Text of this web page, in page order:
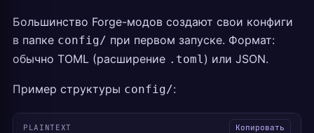
Большинство Forge-модов создают свои конфиги
в папке config/ при первом запуске. Формат:
обычно TOML (расширение .toml) или JSON.
Пример структуры config/:
PLAINTEXT Копировать